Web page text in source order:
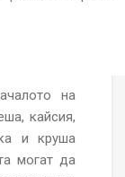
на
кайсия,
и круша
могат да